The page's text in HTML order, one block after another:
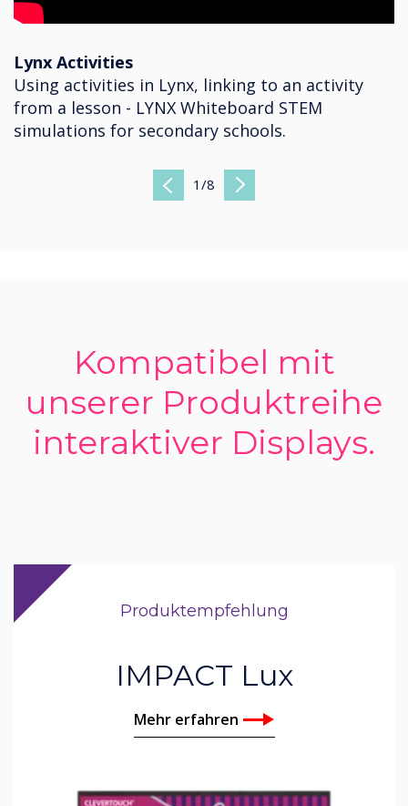
Lynx Activities
Using activities in Lynx, linking to an activity
from a lesson - LYNX Whiteboard STEM
simulations for secondary schools.
Previous
1 /8 Next
Kompatibel mit
unserer Produktreihe
interaktiver Displays.
Produktempfehlung
IMPACT Lux
Mehr erfahren